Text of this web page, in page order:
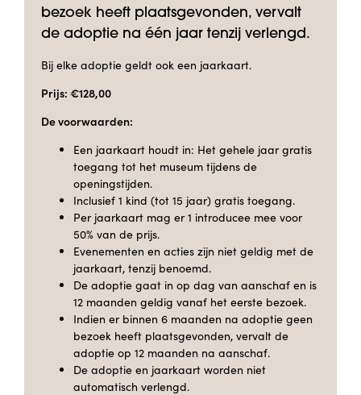
bezoek heeft plaatsgevonden, vervalt
de adoptie na één jaar tenzij verlengd.
Bij elke adoptie geldt ook een jaarkaart.
Prijs: €128,00
De voorwaarden:
Een jaarkaart houdt in: Het gehele jaar gratis
toegang tot het museum tijdens de
openingstijden.
Inclusief 1 kind (tot 15 jaar) gratis toegang.
Per jaarkaart mag er 1 introducee mee voor
50% van de prijs.
Evenementen en acties zijn niet geldig met de
jaarkaart, tenzij benoemd.
De adoptie gaat in op dag van aanschaf en is
12 maanden geldig vanaf het eerste bezoek.
Indien er binnen 6 maanden na adoptie geen
bezoek heeft plaatsgevonden, vervalt de
adoptie op 12 maanden na aanschaf.
De adoptie en jaarkaart worden niet
automatisch verlengd.